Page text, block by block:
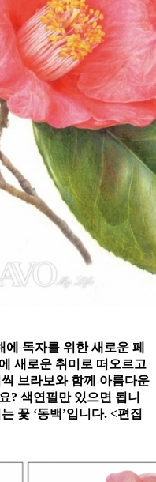
에 독자를 위한 새로운 페
새로운 취미로 떠오르고
브라보와 함께 아름다운
? 색연필만 있으면 됩니
꽃 ‘동백’입니다. <편집